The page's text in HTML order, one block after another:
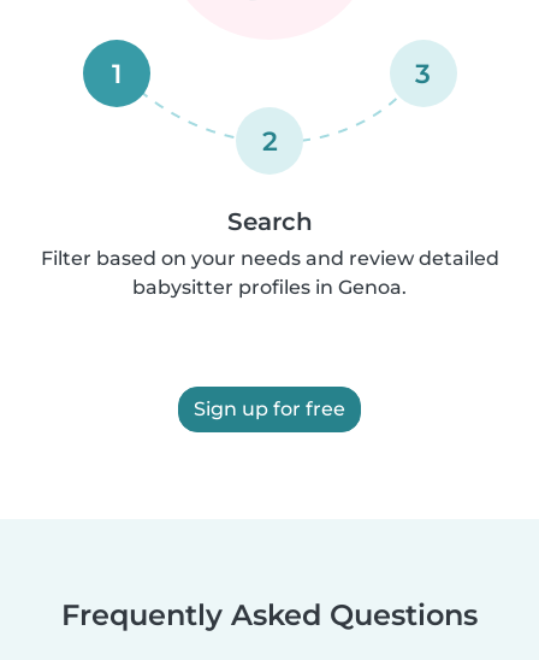
1
2
3
Search
Filter based on your needs and review detailed
babysitter profiles in Genoa.
Sign up for free
Frequently Asked Questions